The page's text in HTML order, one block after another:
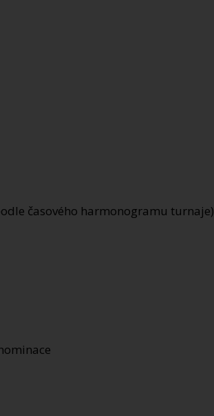
časového harmonogramu turnaje)